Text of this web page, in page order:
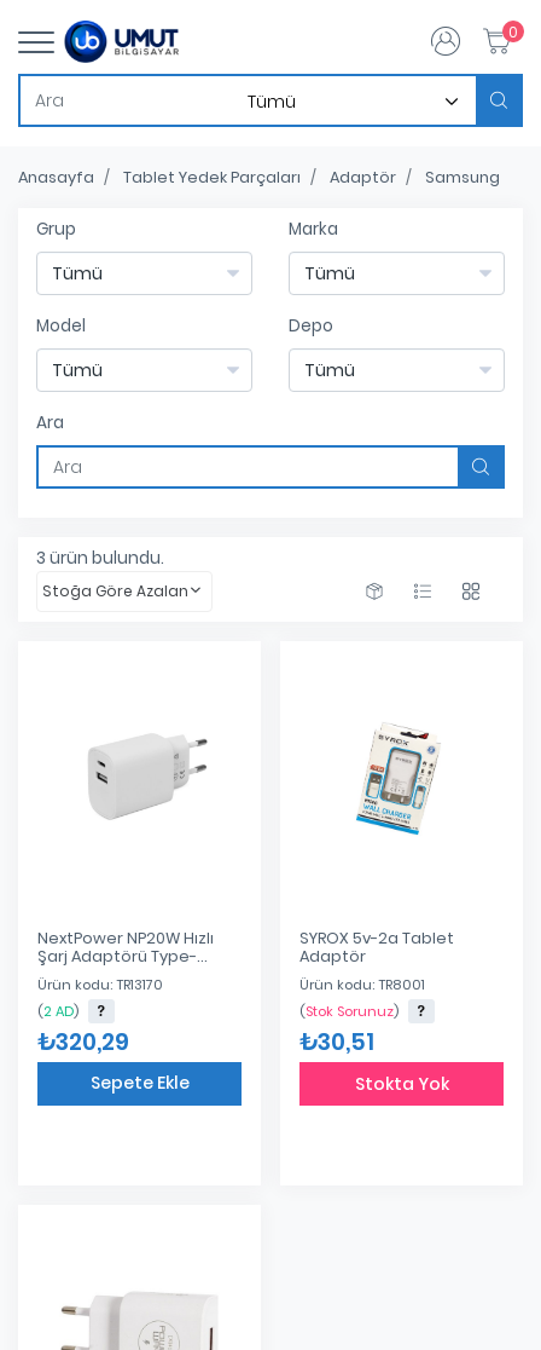
0
Anasayfa Tablet Yedek Parçaları Adaptör Samsung
Grup Marka
Model Depo
Ara
3 ürün bulundu.
Stoğa Göre Azalan
NextPower NP20W Hızlı
Şarj Adaptörü Type-
C/USB
Ürün kodu: TR13170
(2 AD)
₺320,29
Sepete Ekle
SYROX 5v-2a Tablet
Adaptör
Ürün kodu: TR8001
(Stok Sorunuz)
₺30,51
Stokta Yok